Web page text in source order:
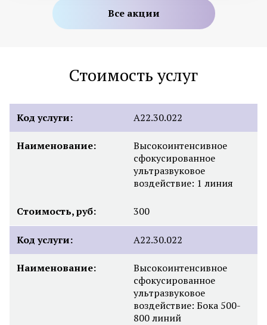
Все акции
Стоимость услуг
Код услуги: А22.30.022
Наименование:
Высокоинтенсивное
сфокусированное
ультразвуковое
воздействие: 1 линия
Стоимость, руб: 300
Код услуги: А22.30.022
Наименование:
Высокоинтенсивное
сфокусированное
ультразвуковое
воздействие: Бока 500-
800 линий